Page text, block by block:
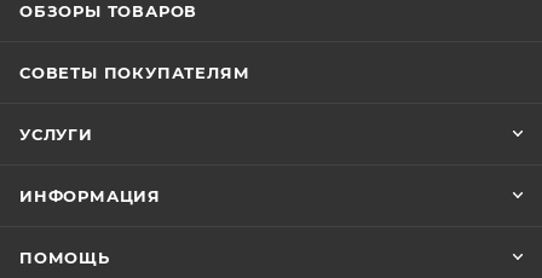
ОБЗОРЫ ТОВАРОВ
СОВЕТЫ ПОКУПАТЕЛЯМ
УСЛУГИ
ИНФОРМАЦИЯ
ПОМОЩЬ